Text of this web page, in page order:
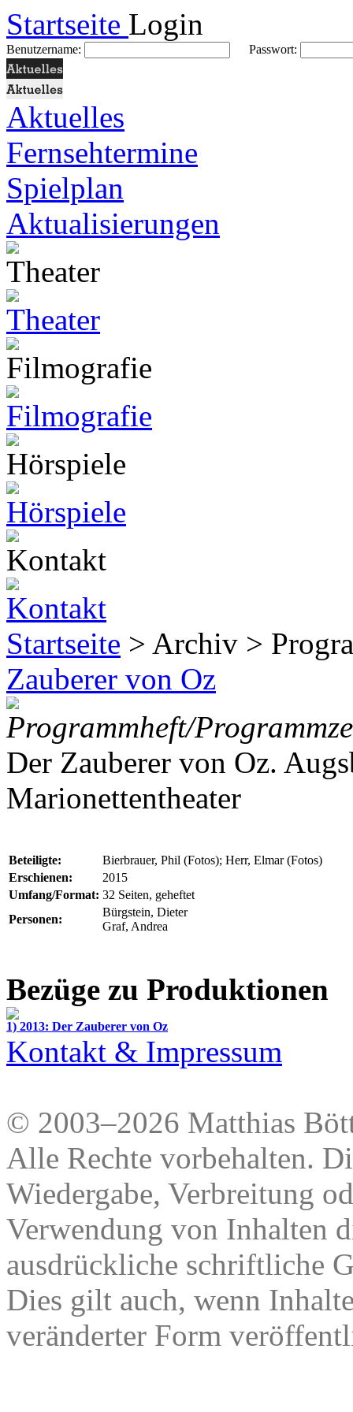
Startseite Login
Benutzername: Passwort:
Aktuelles
Fernsehtermine
Spielplan
Aktualisierungen
Startseite > Archiv >
Zauberer von Oz
Programmheft/
Der Zauberer von Oz.
Marionettentheater
Beteiligte:
Bierbrauer, Phil (Fotos); Herr, Elmar (Fotos)
Erschienen:
2015
Umfang/Format: 32 Seiten, geheftet
Personen:
Bürgstein, Dieter
Graf, Andrea
Bezüge zu Produktionen
1) 2013: Der Zauberer von Oz
Kontakt & Impressum
© 2003–2026 Matthias
Alle Rechte vorbehalten.
Wiedergabe, Verbreitung
Verwendung von Inhalten
ausdrückliche schriftliche
Dies gilt auch, wenn
veränderter Form